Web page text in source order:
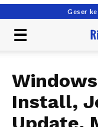
Geser
Install,